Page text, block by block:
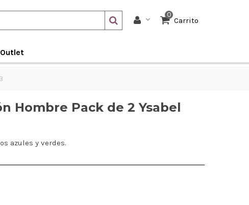
0
Carrito
Outlet
Hombre Pack de 2 Ysabel
azules y verdes.